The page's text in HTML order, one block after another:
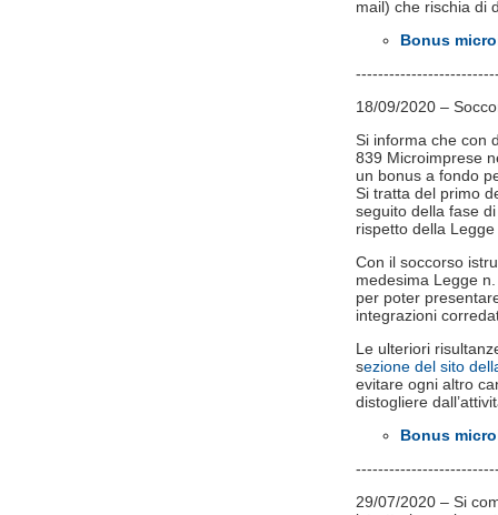
mail) che rischia di
Bonus
18/09/2020 –
Si informa che con
839 Microimprese
un bonus a fondo
Si tratta del primo
seguito della fase di
rispetto della
Con il soccorso
medesima Legge
per poter
integrazioni
Le ulteriori
sezione del sito
evitare ogni altro
distogliere
Bonus
29/07/2020 – Si